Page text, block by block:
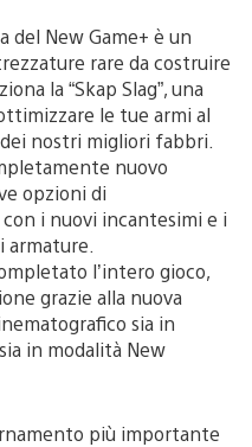
del New Game+ è un
rare da costruire
la “Skap Slag”, una
le tue armi al
nostri migliori fabbri.
nuovo
opzioni di
i nuovi incantesimi e i
l’intero gioco,
grazie alla nuova
sia in
in modalità New
più importante